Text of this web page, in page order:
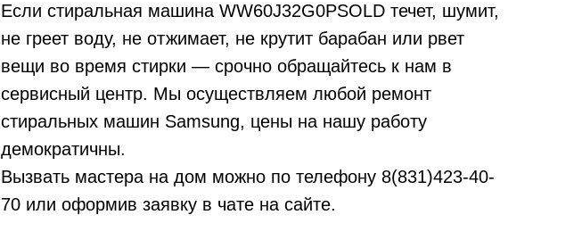
Если стиральная машина WW60J32G0PSOLD течет, шумит,
не греет воду, не отжимает, не крутит барабан или рвет
вещи во время стирки — срочно обращайтесь к нам в
сервисный центр. Мы осуществляем любой ремонт
стиральных машин Samsung, цены на нашу работу
демократичны.
Вызвать мастера на дом можно по телефону 8(831)423-40-
70 или оформив заявку в чате на сайте.